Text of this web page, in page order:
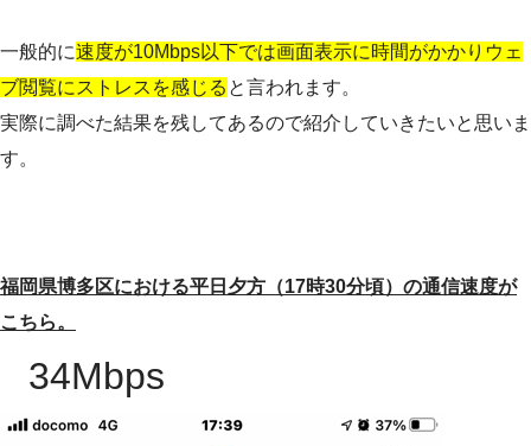
一般的に速度が10Mbps以下では画面表示に時間がかかりウェ
ブ閲覧にストレスを感じる と言われます。
実際に調べた結果を残してあるので紹介していきたいと思いま
す。
福岡県博多区における平日夕方（17時30分頃）の通信速度が
こちら。
34Mbps